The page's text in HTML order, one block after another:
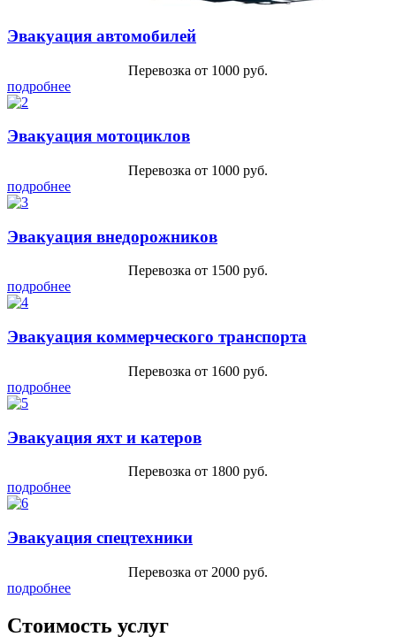
Эвакуация автомобилей
Перевозка от 1000 руб.
подробнее
Эвакуация мотоциклов
Перевозка от 1000 руб.
подробнее
Эвакуация внедорожников
Перевозка от 1500 руб.
подробнее
Эвакуация коммерческого транспорта
Перевозка от 1600 руб.
подробнее
Эвакуация яхт и катеров
Перевозка от 1800 руб.
подробнее
Эвакуация спецтехники
Перевозка от 2000 руб.
подробнее
Стоимость услуг